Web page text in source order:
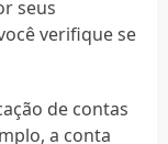
seus
verifique se
de contas
a conta